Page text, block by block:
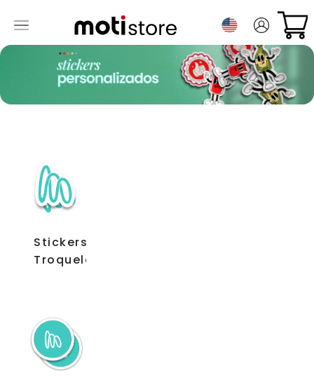
Stickers
Troquelados